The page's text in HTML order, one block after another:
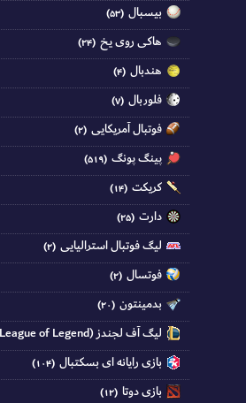
بیسبال (۵۳)
هاکی روی یخ (۲۴)
هندبال (۴)
فلوربال (۷)
فوتبال آمریکایی (۲)
پینگ پونگ (۵۱۹)
کریکت (۱۴)
دارت (۲۵)
لیگ فوتبال استرالیایی (۲)
فوتسال (۲)
بدمینتون (۲۰)
لیگ آف لجندز (League of Legend)
بازی رایانه ای بسکتبال (۱۰۴)
بازی دوتا (۱۲)